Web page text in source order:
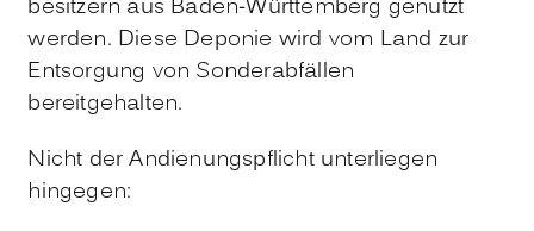
besitzern aus Baden-Württemberg genutzt
werden. Diese Deponie wird vom Land zur
Entsorgung von Sonderabfällen
bereitgehalten.
Nicht der Andienungspflicht unterliegen
hingegen: